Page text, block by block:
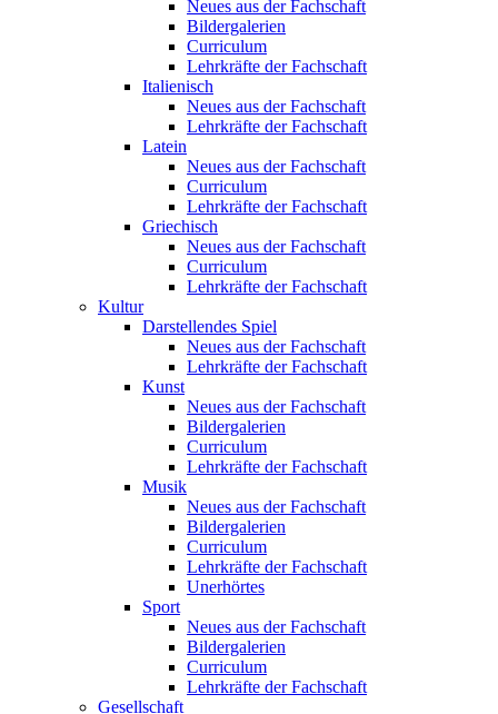
Neues aus der Fachschaft
Bildergalerien
Curriculum
Lehrkräfte der Fachschaft
Italienisch
Neues aus der Fachschaft
Lehrkräfte der Fachschaft
Latein
Neues aus der Fachschaft
Curriculum
Lehrkräfte der Fachschaft
Griechisch
Neues aus der Fachschaft
Curriculum
Lehrkräfte der Fachschaft
Kultur
Darstellendes Spiel
Neues aus der Fachschaft
Lehrkräfte der Fachschaft
Kunst
Neues aus der Fachschaft
Bildergalerien
Curriculum
Lehrkräfte der Fachschaft
Musik
Neues aus der Fachschaft
Bildergalerien
Curriculum
Lehrkräfte der Fachschaft
Unerhörtes
Sport
Neues aus der Fachschaft
Bildergalerien
Curriculum
Lehrkräfte der Fachschaft
Gesellschaft